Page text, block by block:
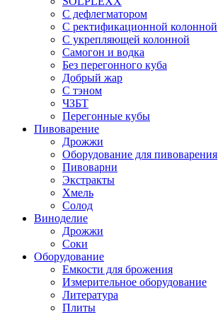
С дефлегматором
С ректификационной колонной
С укрепляющей колонной
Самогон и водка
Без перегонного куба
Добрый жар
С тэном
ЧЗБТ
Перегонные кубы
Пивоварение
Дрожжи
Оборудование для пивоварения
Пивоварни
Экстракты
Хмель
Солод
Виноделие
Дрожжи
Соки
Оборудование
Емкости для брожения
Измерительное оборудование
Литература
Плиты